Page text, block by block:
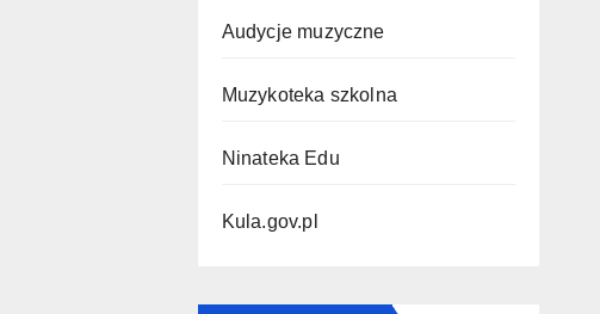
Audycje muzyczne
Muzykoteka szkolna
Ninateka Edu
Kula.gov.pl